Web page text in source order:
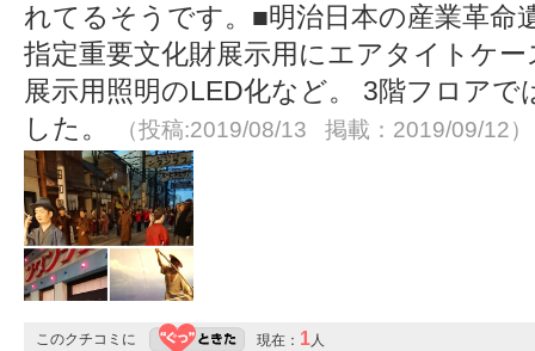
れてるそうです。■明治日本の産業革命
指定重要文化財展示用にエアタイトケ
展示用照明のLED化など。 3階フロア
した。
（投稿:2019/08/13 掲載：2019/09/12）
このクチコミに 現在： 1人